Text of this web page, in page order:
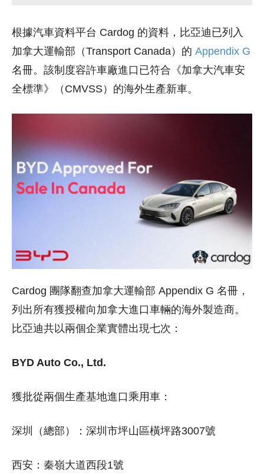
根據汽車資料平台 Cardog 的資料，比亞迪已列入
加拿大運輸部（Transport Canada）的 Appendix G
名冊。該制度容許車廠進口已符合《加拿大汽車安
全標準》（CMVSS）的海外生產新車。
Cardog 團隊翻查加拿大運輸部 Appendix G 名冊，
列出所有獲授權向加拿大進口車輛的海外製造商。
比亞迪共以兩個企業實體出現七次：
BYD Auto Co., Ltd.
獲批從兩個生產基地進口乘用車：
深圳（總部）：深圳市坪山區橫坪路3007號
西安：秦嶺大道西段1號